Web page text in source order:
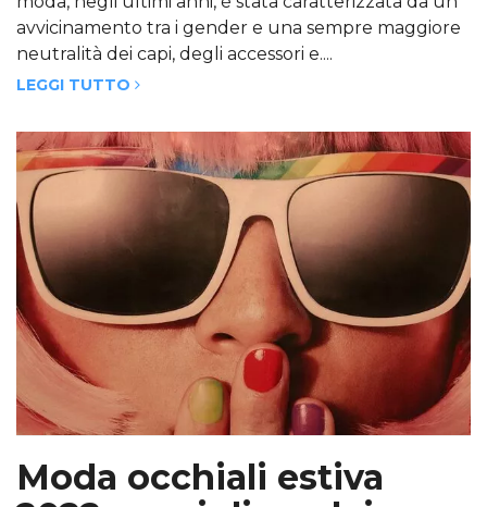
avvicinamento tra i gender e una sempre maggiore
neutralità dei capi, degli accessori e....
LEGGI TUTTO
Moda occhiali estiva